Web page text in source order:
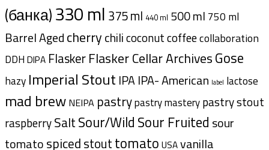
(банка)330 ml 375 ml 440 ml 500 ml 750 ml
Barrel Agedcherrychilicoconutcoffeecollaboration
DDH DIPA FlaskerFlasker Cellar ArchivesGose
hazy Imperial Stout IPA IPA- American label lactose
mad brew NEIPA pastrypastry masterypastry stout
raspberrySaltSour/Wild Sour Fruited sour
tomatospicedstouttomato USAvanilla